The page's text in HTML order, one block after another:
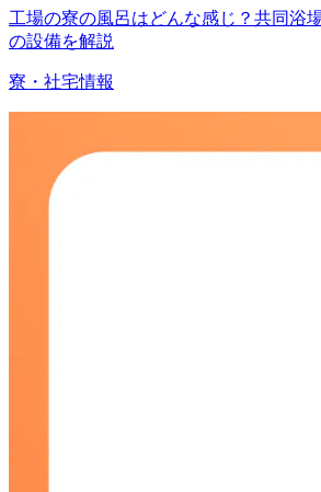
工場の寮の風呂はどんな感じ？共同浴
の設備を解説
寮・社宅情報